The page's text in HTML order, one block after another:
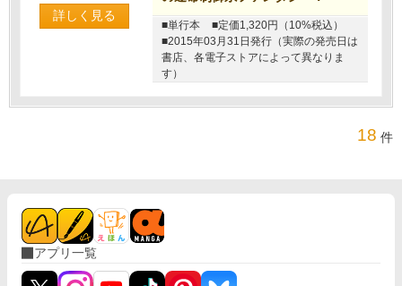
詳しく見る
■単行本
■定価1,320円（10%税込）
■2015年03月31日発行（実際の発売日は
書店、各電子ストアによって異なりま
す）
18 件
アプリ一覧